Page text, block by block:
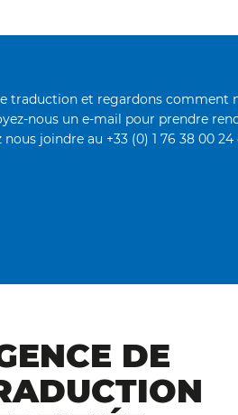
traduction et regardons comment
nous un e-mail pour prendre
joindre au +33 (0) 1 76 38 00 24
DE